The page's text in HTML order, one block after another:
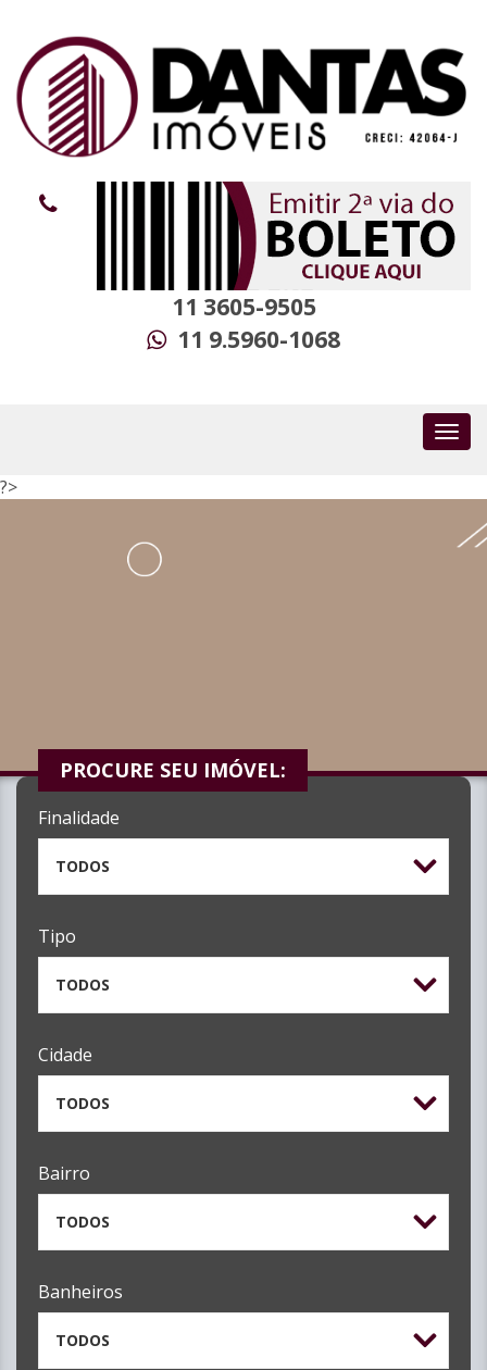
11 3605-9505
11 9.5960-1068
?>
PROCURE SEU IMÓVEL:
Finalidade
TODOS
Tipo
TODOS
Cidade
TODOS
Bairro
TODOS
Banheiros
TODOS